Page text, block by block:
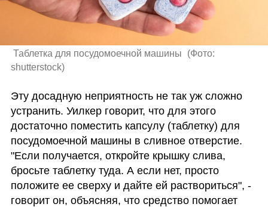
Таблетка для посудомоечной машины (Фото:
shutterstock)
Эту досадную неприятность не так уж сложно
устранить. Уилкер говорит, что для этого
достаточно поместить капсулу (таблетку) для
посудомоечной машины в сливное отверстие.
"Если получается, откройте крышку слива,
бросьте таблетку туда. А если нет, просто
положите ее сверху и дайте ей раствориться", -
говорит он, объясняя, что средство помогает